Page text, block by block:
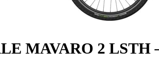
MAVARO 2 LSTH